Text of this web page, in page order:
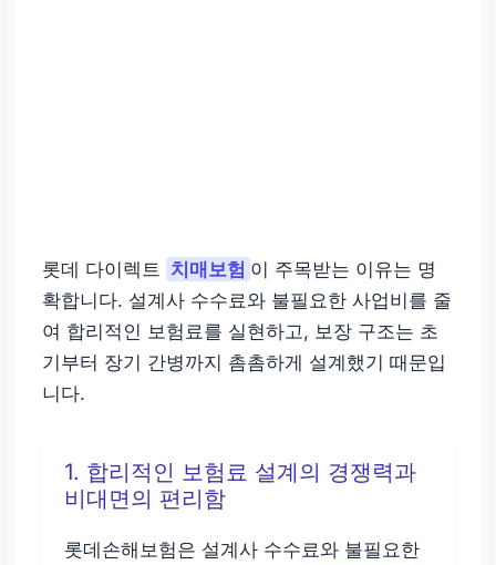
롯데 다이렉트 치매보험 이 주목받는 이유는 명
확합니다. 설계사 수수료와 불필요한 사업비를 줄
여 합리적인 보험료를 실현하고, 보장 구조는 초
기부터 장기 간병까지 촘촘하게 설계했기 때문입
니다.
1. 합리적인 보험료 설계의 경쟁력과
비대면의 편리함
롯데손해보험은 설계사 수수료와 불필요한